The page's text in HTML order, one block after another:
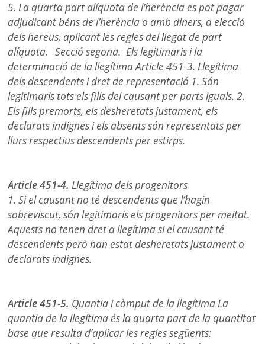
5. La quarta part alíquota de l’herència es pot pagar
adjudicant béns de l’herència o amb diners, a elecció
dels hereus, aplicant les regles del llegat de part
alíquota. Secció segona. Els legitimaris i la
determinació de la llegítima Article 451-3.Llegítima
dels descendents i dret de representació 1. Són
legitimaris tots els fills del causant per parts iguals. 2.
Els fills premorts, els desheretats justament, els
declarats indignes i els absents són representats per
llurs respectius descendents per estirps.
Article 451-4. Llegítima dels progenitors
1. Si el causant no té descendents que l’hagin
sobreviscut, són legitimaris els progenitors per meitat.
Aquests no tenen dret a llegítima si el causant té
descendents però han estat desheretats justament o
declarats indignes.
Article 451-5. Quantia i còmput de la llegítima La
quantia de la llegítima és la quarta part de la quantitat
base que resulta d’aplicar les regles següents: